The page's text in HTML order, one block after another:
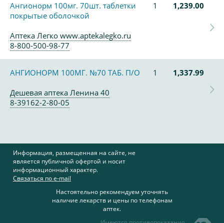
Ангионорм 100мг. 70шт. таблетки
покрытые оболочкой
1 1,239.00
Аптека Легко www.aptekalegko.ru
8-800-500-98-77
АНГИОНОРМ 100МГ. №70 ТАБ. П/О 1
1,337.99
Дешевая аптека Ленина 40
8-39162-2-80-05
Информация, размещенная на сайте, не
является публичной офертой и носит
информационный характер.
Связаться по e-mail
Настоятельно рекомендуем уточнять
наличие лекарств и цены по телефонам
аптек.